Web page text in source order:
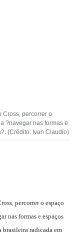
Cross, percorrer o
?navegar nas formas e
(Crédito: Ivan Claudio)
percorrer o espaço
nas formas e espaços
brasileira radicada em